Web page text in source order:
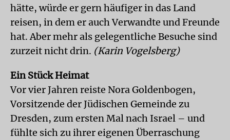
hätte, würde er gern häufiger in das Land
reisen, in dem er auch Verwandte und Freunde
hat. Aber mehr als gelegentliche Besuche sind
zurzeit nicht drin. (Karin Vogelsberg)
Ein Stück Heimat
Vor vier Jahren reiste Nora Goldenbogen,
Vorsitzende der Jüdischen Gemeinde zu
Dresden, zum ersten Mal nach Israel – und
fühlte sich zu ihrer eigenen Überraschung